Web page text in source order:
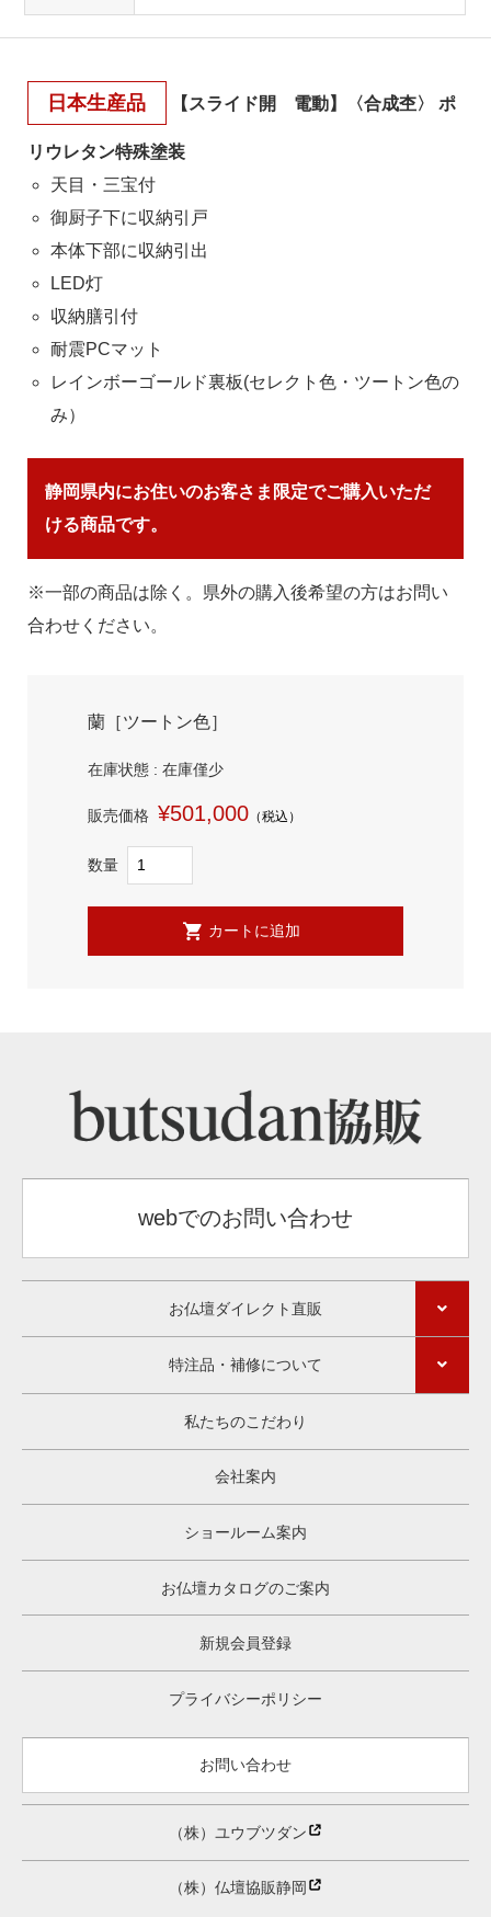
日本生産品 【スライド開 電動】〈合成杢〉 ポ
リウレタン特殊塗装
天目・三宝付
御厨子下に収納引戸
本体下部に収納引出
LED灯
収納膳引付
耐震PCマット
レインボーゴールド裏板(セレクト色・ツートン色の
み）
静岡県内にお住いのお客さま限定でご購入いただ
ける商品です。
※一部の商品は除く。県外の購入後希望の方はお問い
合わせください。
蘭［ツートン色］
在庫状態 : 在庫僅少
販売価格 ¥501,000（税込）
数量
webでのお問い合わせ
お仏壇ダイレクト直販
特注品・補修について
私たちのこだわり
会社案内
ショールーム案内
お仏壇カタログのご案内
新規会員登録
プライバシーポリシー
お問い合わせ
（株）ユウブツダン
（株）仏壇協販静岡